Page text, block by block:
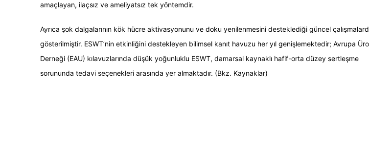
amaçlayan, ilaçsız ve ameliyatsız tek yöntemdir.
Ayrıca şok dalgalarının kök hücre aktivasyonunu ve doku yenilenmesini desteklediği güncel
gösterilmiştir. ESWT’nin etkinliğini destekleyen bilimsel kanıt havuzu her yıl genişlemektedir; Avrupa
Derneği (EAU) kılavuzlarında düşük yoğunluklu ESWT, damarsal kaynaklı hafif-orta düzey sertleşme
sorununda tedavi seçenekleri arasında yer almaktadır. (Bkz. Kaynaklar)